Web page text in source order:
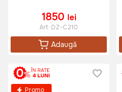
1850 lei
Art: DZ-C210
Adaugă
Promo